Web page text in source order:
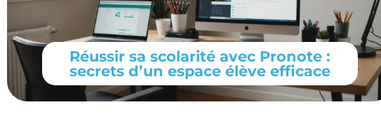
Réussir sa scolarité avec Pronote :
secrets d’un espace élève efficace